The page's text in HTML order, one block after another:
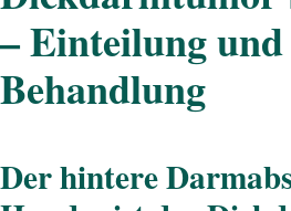
– Einteilung und
Behandlung
Der hintere